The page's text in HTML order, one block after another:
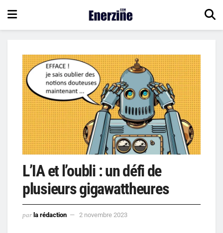
L’IA et l’oubli : un défi de
plusieurs gigawattheures
par la rédaction 2 novembre 2023